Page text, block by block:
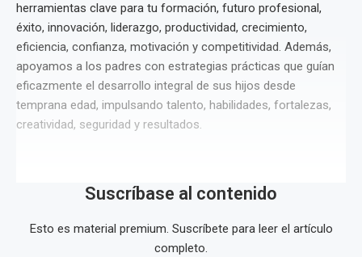
herramientas clave para tu formación, futuro profesional,
éxito, innovación, liderazgo, productividad, crecimiento,
eficiencia, confianza, motivación y competitividad. Además,
apoyamos a los padres con estrategias prácticas que guían
eficazmente el desarrollo integral de sus hijos desde
temprana edad, impulsando talento, habilidades, fortalezas,
creatividad, seguridad y resultados.
Suscríbase al contenido
Esto es material premium. Suscríbete para leer el artículo
completo.